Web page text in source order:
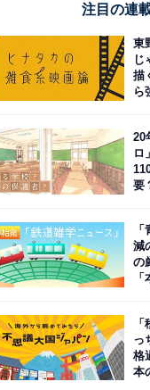
注目の連
東
じ
描
ら
20
ロ
要
減
の
っ
格
本